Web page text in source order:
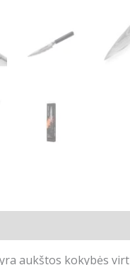
aukštos kokybės